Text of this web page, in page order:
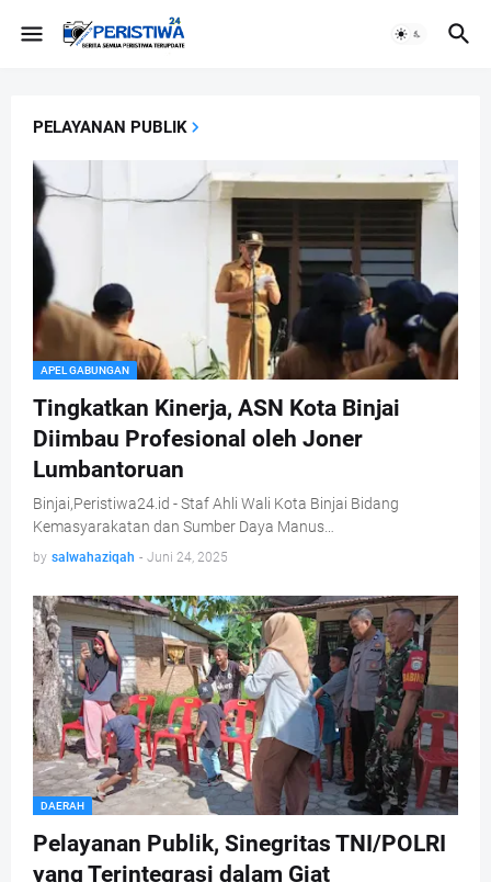
PELAYANAN PUBLIK
APEL GABUNGAN
Tingkatkan Kinerja, ASN Kota Binjai
Diimbau Profesional oleh Joner
Lumbantoruan
Binjai,Peristiwa24.id - Staf Ahli Wali Kota Binjai Bidang
Kemasyarakatan dan Sumber Daya Manus…
by salwahaziqah - Juni 24, 2025
DAERAH
Pelayanan Publik, Sinegritas TNI/POLRI
yang Terintegrasi dalam Giat